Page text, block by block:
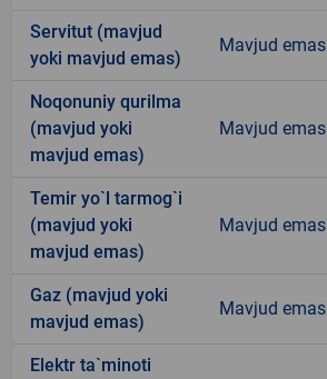
Servitut (mavjud
yoki mavjud emas)
Mavjud emas
Noqonuniy qurilma
(mavjud yoki
mavjud emas)
Mavjud emas
Temir yo`l tarmog`i
(mavjud yoki
mavjud emas)
Mavjud emas
Gaz (mavjud yoki
mavjud emas)
Mavjud emas
Elektr ta`minoti